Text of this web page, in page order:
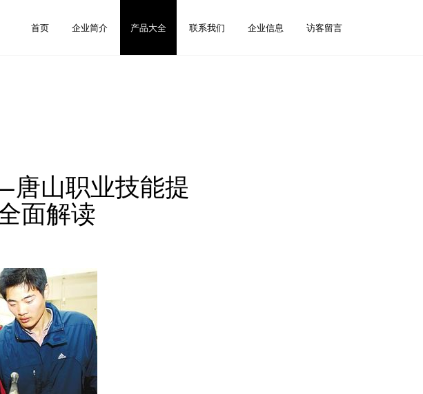
首页 企业简介 产品大全 联系我们 企业信息 访客留言
唐山职业技能提
面解读